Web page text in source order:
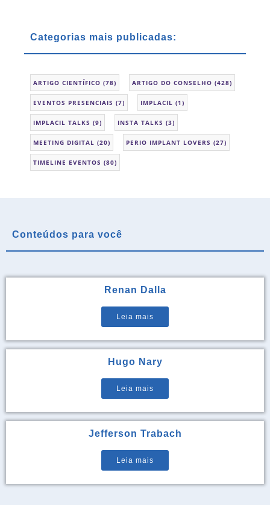
Categorias mais publicadas:
ARTIGO CIENTÍFICO (78) ARTIGO DO CONSELHO (428)
EVENTOS PRESENCIAIS (7) IMPLACIL (1)
IMPLACIL TALKS (9) INSTA TALKS (3)
MEETING DIGITAL (20) PERIO IMPLANT LOVERS (27)
TIMELINE EVENTOS (80)
Conteúdos para você
Renan Dalla
Leia mais
Hugo Nary
Leia mais
Jefferson Trabach
Leia mais